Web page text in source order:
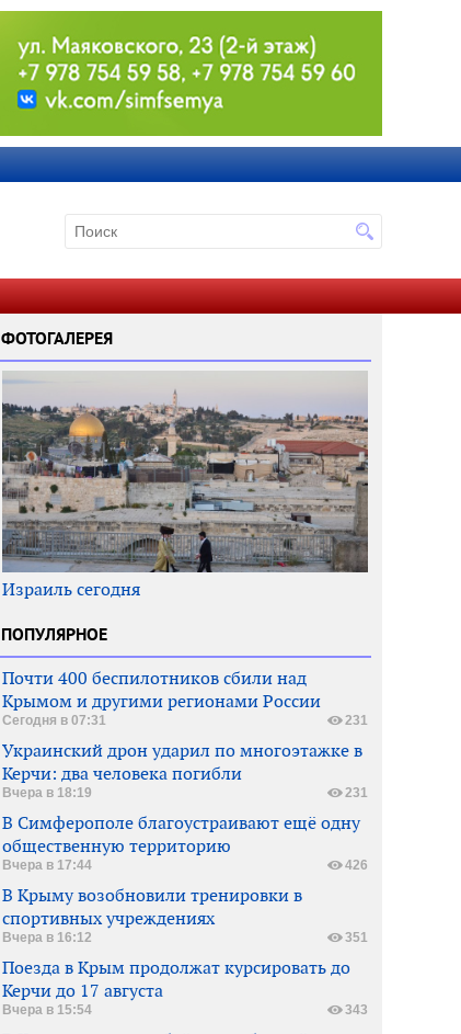
ФОТОГАЛЕРЕЯ
Израиль сегодня
ПОПУЛЯРНОЕ
Почти 400 беспилотников сбили над
Крымом и другими регионами России
Сегодня в 07:31 231
Украинский дрон ударил по многоэтажке в
Керчи: два человека погибли
Вчера в 18:19 231
В Симферополе благоустраивают ещё одну
общественную территорию
Вчера в 17:44 426
В Крыму возобновили тренировки в
спортивных учреждениях
Вчера в 16:12 351
Поезда в Крым продолжат курсировать до
Керчи до 17 августа
Вчера в 15:54 343